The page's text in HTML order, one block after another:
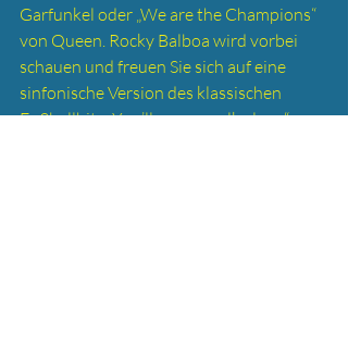
Garfunkel oder „We are the Champions“
von Queen. Rocky Balboa wird vorbei
schauen und freuen Sie sich auf eine
sinfonische Version des klassischen
Fußballhits „You’ll  never walk alone“ .